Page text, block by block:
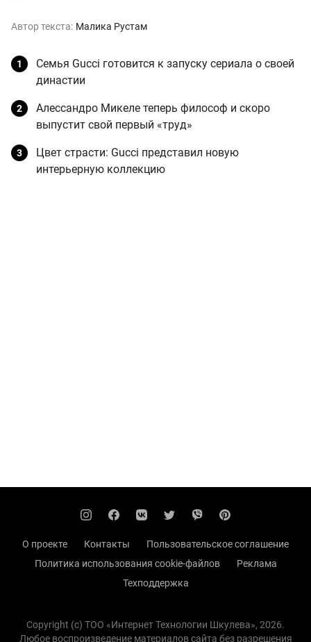
Автор текста: Малика Рустам
Семья Gucci готовится к запуску сериала о своей
династии
Алессандро Микеле теперь философ и скоро
выпустит свой первый «труд»
Цвет страсти: Gucci представил новую
интерьерную коллекцию
О проекте Контакты
Пользовательское соглашение
Политика использования cookie-файлов
Реклама
Техподдержка
Copyright (с) TOO «Интернет Технологии Шкулева», 2026.
Любое воспроизведение материалов сайта без разрешения